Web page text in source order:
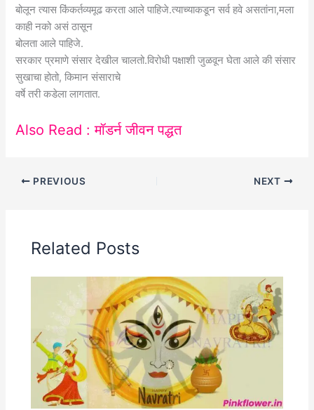
बोलून त्यास किंकर्तव्यमूढ करता आले पाहिजे.त्याच्याकडून सर्व हवे असतांना,मला
काही नको असं ठासून
बोलता आले पाहिजे.
सरकार प्रमाणे संसार देखील चालतो.विरोधी पक्षाशी जुळवून घेता आले की संसार
सुखाचा होतो, किमान संसाराचे
वर्षे तरी कडेला लागतात.
Also Read : मॉडर्न जीवन पद्धत
PREVIOUS NEXT
Related Posts